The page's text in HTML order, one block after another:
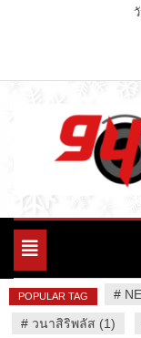
94 Report.com
Variety News
Toggle
POPULAR TAG #
# วนาสิริพลัส (1)